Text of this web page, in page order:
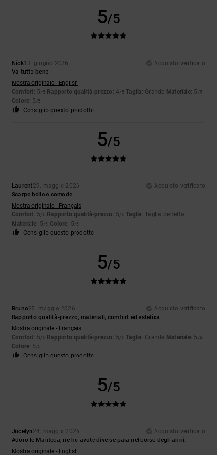
5/5
Nick13. giugno 2026
Acquisto verificato
Va tutto bene
Mostra originale - English
Comfort: 5/5 Rapporto qualità-prezzo : 4/5 Taglia: Grande Materiale: 5 /5
Colore: 5/5
Consiglio questo prodotto
5/5
Laurent29. maggio 2026
Acquisto verificato
Scarpe belle e comode
Mostra originale - Français
Comfort: 5/5 Rapporto qualità-prezzo : 5/5 Taglia: Taglia perfetta
Materiale: 5/5 Colore: 5/5
Consiglio questo prodotto
5/5
Bruno25. maggio 2026
Acquisto verificato
Rapporto qualità-prezzo, materiali, comfort ed estetica
Mostra originale - Français
Comfort: 5/5 Rapporto qualità-prezzo : 5/5 Taglia: Grande Materiale: 5 /5
Colore: 5/5
Consiglio questo prodotto
5/5
Jocelyn 24. maggio 2026
Acquisto verificato
Adoro le Manteca, ne ho avute diverse paia nel corso degli anni.
Mostra originale - English